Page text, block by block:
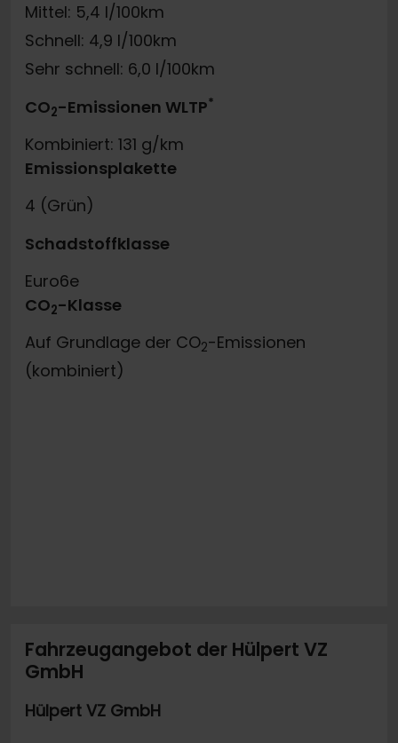
Mittel: 5,4 l/100km
Schnell: 4,9 l/100km
Sehr schnell: 6,0 l/100km
CO2-Emissionen WLTP*
Kombiniert: 131 g/km
Emissionsplakette
4 (Grün)
Schadstoffklasse
Euro6e
CO2-Klasse
Auf Grundlage der CO2-Emissionen
(kombiniert)
Fahrzeugangebot der Hülpert VZ
GmbH
Hülpert VZ GmbH